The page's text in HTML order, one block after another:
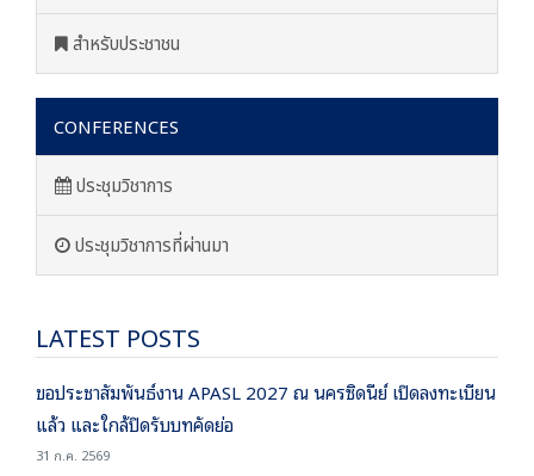
สำหรับประชาชน
CONFERENCES
ประชุมวิชาการ
ประชุมวิชาการที่ผ่านมา
LATEST POSTS
ขอประชาสัมพันธ์งาน APASL 2027 ณ นครซิดนีย์ เปิดลงทะเบียน
แล้ว และใกล้ปิดรับบทคัดย่อ
31 ก.ค. 2569